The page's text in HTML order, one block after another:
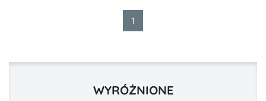
1
WYRÓŻNIONE